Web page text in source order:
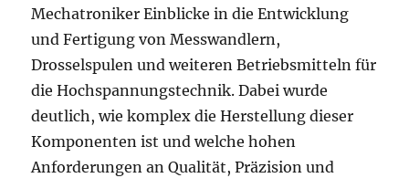
Mechatroniker Einblicke in die Entwicklung
und Fertigung von Messwandlern,
Drosselspulen und weiteren Betriebsmitteln für
die Hochspannungstechnik. Dabei wurde
deutlich, wie komplex die Herstellung dieser
Komponenten ist und welche hohen
Anforderungen an Qualität, Präzision und